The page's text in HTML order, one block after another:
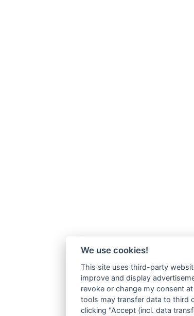
We use cookies!
This site uses third-party
improve and display
revoke or change my consent
tools may transfer data to third
clicking "Accept (incl. data